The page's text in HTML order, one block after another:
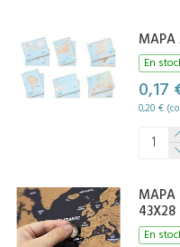
MAPA
En
0,17
0,20 €
MAPA
43X28
En